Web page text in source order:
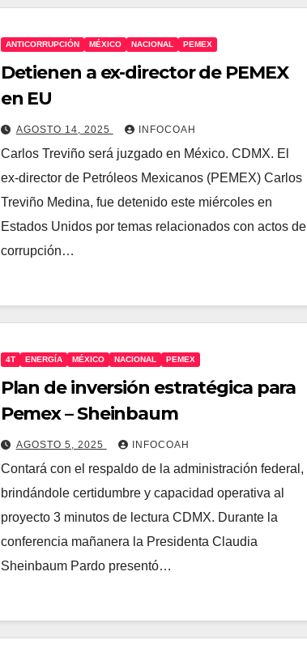
ANTICORRUPCIÓN MÉXICO NACIONAL PEMEX
Detienen a ex-director de PEMEX
en EU
AGOSTO 14, 2025 INFOCOAH
Carlos Treviño será juzgado en México. CDMX. El
ex-director de Petróleos Mexicanos (PEMEX) Carlos
Treviño Medina, fue detenido este miércoles en
Estados Unidos por temas relacionados con actos de
corrupción…
4T ENERGÍA MÉXICO NACIONAL PEMEX
Plan de inversión estratégica para
Pemex – Sheinbaum
AGOSTO 5, 2025 INFOCOAH
Contará con el respaldo de la administración federal,
brindándole certidumbre y capacidad operativa al
proyecto 3 minutos de lectura CDMX. Durante la
conferencia mañanera la Presidenta Claudia
Sheinbaum Pardo presentó…